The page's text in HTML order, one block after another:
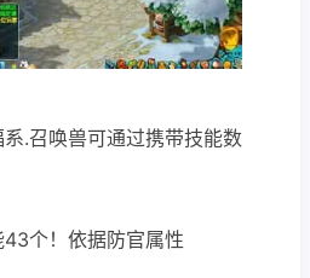
.召唤兽可通过携带技能数
个！依据防官属性